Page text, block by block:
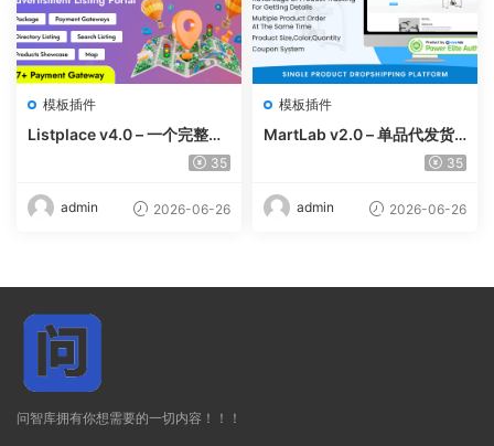
模板插件
Listplace v4.0 – 一个完整的
35
admin 2026-06-26
模板插件
MartLab v2.0 – 单品代发货
35
admin 2026-06-26
问智库拥有你想需要的一切内容！！！